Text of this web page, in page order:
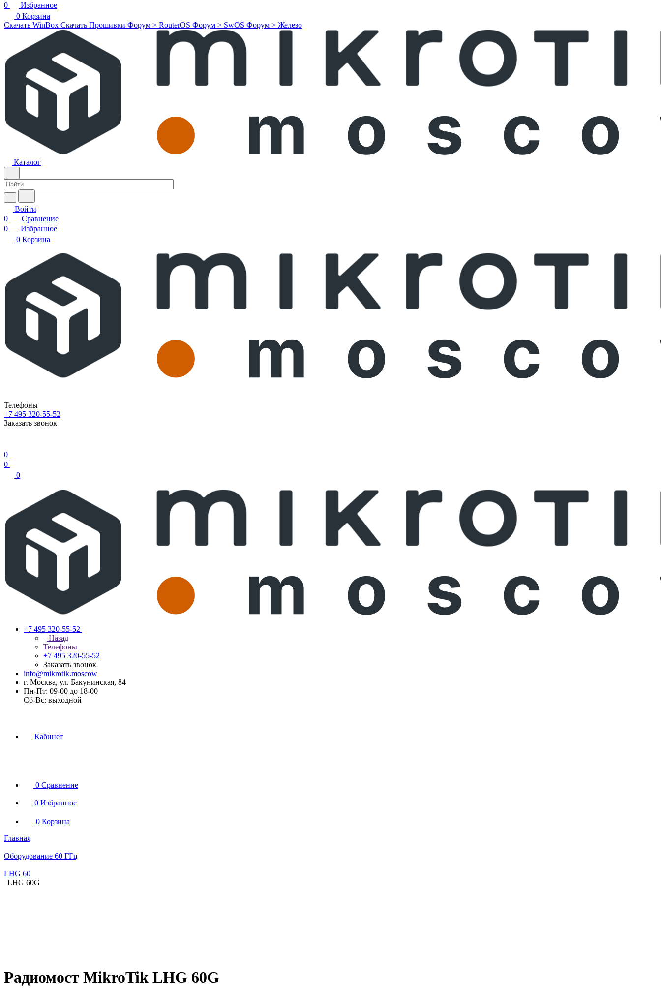
0
Избранное
0 Корзина
Скачать WinBox Скачать Прошивки Форум > RouterOS Форум > SwOS Форум > Железо
Каталог
Войти
0
Сравнение
0
Избранное
0 Корзина
Телефоны
+7 495 320-55-52
Заказать звонок
0
0
0
+7 495 320-55-52
Назад
Телефоны
+7 495 320-55-52
Заказать звонок
info@mikrotik.moscow
г. Москва, ул. Бакунинская, 84
Пн-Пт: 09-00 до 18-00
Сб-Вс: выходной
Кабинет
0 Сравнение
0 Избранное
0 Корзина
Главная
Оборудование 60 ГГц
LHG 60
LHG 60G
Радиомост MikroTik LHG 60G